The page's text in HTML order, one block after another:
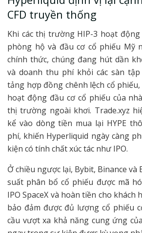
CFD truyền thống
Khi các thị trường HIP-3 hoạt
phòng hộ và đầu cơ cổ phiếu Mỹ
chính thức, chúng đang hút dần
và doanh thu phí khỏi các sàn
tảng hợp đồng chênh lệch cổ
hoạt động đầu cơ cổ phiếu của
thị trường ngoài khơi. Trade.xyz
kể vào dòng tiền mua lại HYPE
phí, khiến Hyperliquid ngày càng
kiện có tính chất xúc tác như IPO.
Ở chiều ngược lại, Bybit, Binance
suất phân bổ cổ phiếu được mã
IPO SpaceX và hoàn tiền cho khách
bảo đảm được đủ lượng cổ phiếu
cầu vượt xa khả năng cung ứng